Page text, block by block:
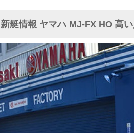
新艇情報 ヤマハ MJ-FX HO 高